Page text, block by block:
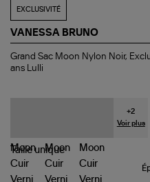
EXCLUSIVITÉ
VANESSA BRUNO
Grand
Sac
Lulli
Grand Sac Moon Nylon Noir,
ans Lulli
+2
Voir plus
Tailleunique